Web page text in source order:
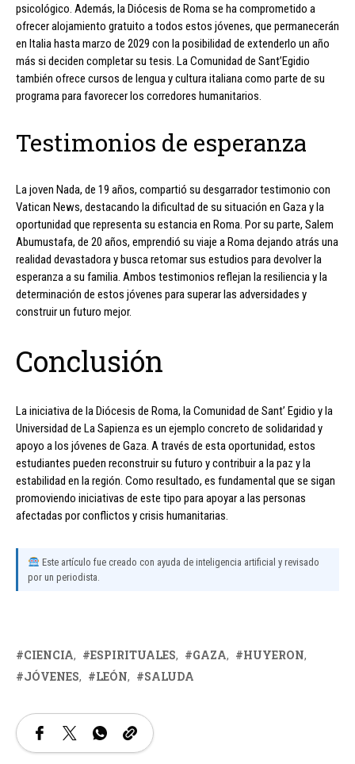
psicológico. Además, la Diócesis de Roma se ha comprometido a
ofrecer alojamiento gratuito a todos estos jóvenes, que permanecerán
en Italia hasta marzo de 2029 con la posibilidad de extenderlo un año
más si deciden completar su tesis. La Comunidad de Sant’Egidio
también ofrece cursos de lengua y cultura italiana como parte de su
programa para favorecer los corredores humanitarios.
Testimonios de esperanza
La joven Nada, de 19 años, compartió su desgarrador testimonio con
Vatican News, destacando la dificultad de su situación en Gaza y la
oportunidad que representa su estancia en Roma. Por su parte, Salem
Abumustafa, de 20 años, emprendió su viaje a Roma dejando atrás una
realidad devastadora y busca retomar sus estudios para devolver la
esperanza a su familia. Ambos testimonios reflejan la resiliencia y la
determinación de estos jóvenes para superar las adversidades y
construir un futuro mejor.
Conclusión
La iniciativa de la Diócesis de Roma, la Comunidad de Sant’ Egidio y la
Universidad de La Sapienza es un ejemplo concreto de solidaridad y
apoyo a los jóvenes de Gaza. A través de esta oportunidad, estos
estudiantes pueden reconstruir su futuro y contribuir a la paz y la
estabilidad en la región. Como resultado, es fundamental que se sigan
promoviendo iniciativas de este tipo para apoyar a las personas
afectadas por conflictos y crisis humanitarias.
Este artículo fue creado con ayuda de inteligencia artificial y revisado
por un periodista.
CIENCIA ESPIRITUALES GAZA
HUYERON
JÓVENES
LEÓN SALUDA